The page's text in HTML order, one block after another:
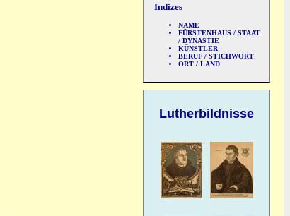
Indizes
NAME
FÜRSTENHAUS / STAAT
/ DYNASTIE
KÜNSTLER
BERUF / STICHWORT
ORT / LAND
Lutherbildnisse